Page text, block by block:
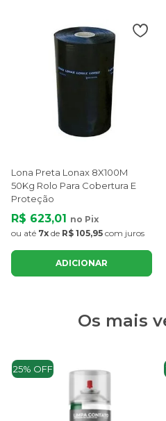
Lona Preta Lonax 8X100M
50Kg Rolo Para Cobertura E
Proteção
R$ 623,01 no Pix
ou até 7x de R$ 105,95 com juros
ADICIONAR
Os mais
25% OFF